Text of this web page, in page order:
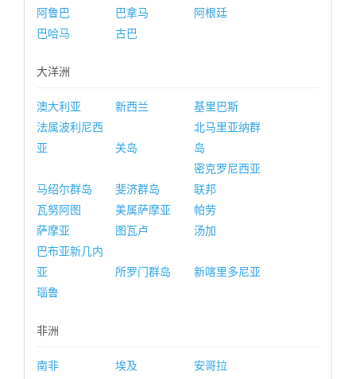
阿鲁巴
巴拿马
阿根廷
巴哈马
古巴
大洋洲
澳大利亚 新西兰
基里巴斯
法属波利尼西
亚
关岛
北马里亚纳群
岛
马绍尔群岛 斐济群岛
密克罗尼西亚
联邦
瓦努阿图
美属萨摩亚
帕劳
萨摩亚
图瓦卢
汤加
巴布亚新几内
亚
所罗门群岛
新喀里多尼亚
瑙鲁
非洲
南非 埃及
安哥拉